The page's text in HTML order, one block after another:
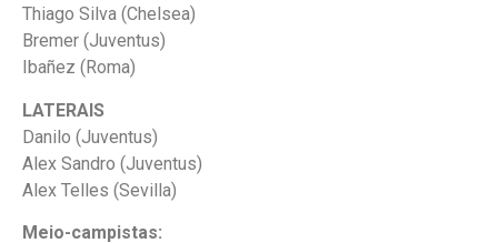
Thiago Silva (Chelsea)
Bremer (Juventus)
Ibañez (Roma)
LATERAIS
Danilo (Juventus)
Alex Sandro (Juventus)
Alex Telles (Sevilla)
Meio-campistas: